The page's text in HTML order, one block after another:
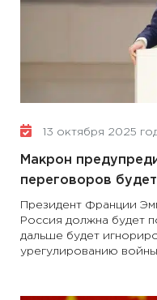
13 октября 2025
Макрон
переговоров
Президент Франции
Россия должна будет
дальше будет
урегулированию